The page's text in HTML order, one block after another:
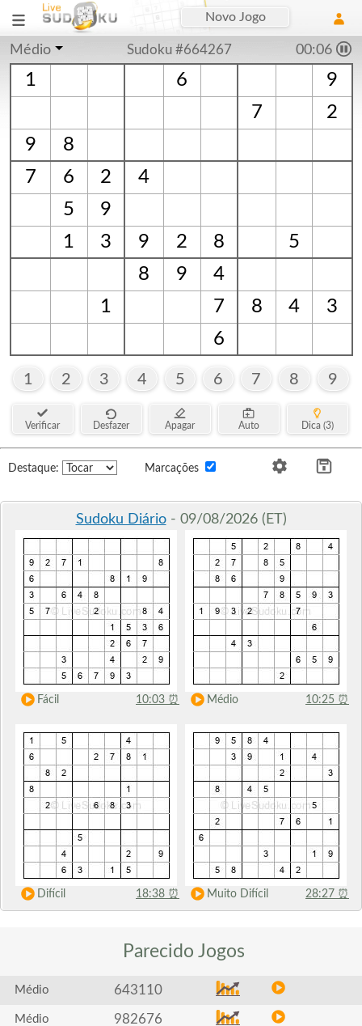
Novo Jogo
Médio Sudoku #664267 00:07
1 6
9
7
2
9
8
7
6 2
4
5
9
1
3 9 2 8
5
8
9
4
1
7 8 4
3
6
1 2 3 4 5 6 7 8 9
Verificar Desfazer Apagar Auto Dica (3)
Destaque: Marcações
Sudoku Diário- 09/08/2026 (ET)
Fácil 10:03 ⏰ Médio 10:25 ⏰
Difícil 18:38 ⏰ Muito Difícil 28:27 ⏰
Parecido Jogos
Médio 643110
Médio 982676